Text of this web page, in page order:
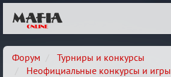
Форум
Турниры и конкурсы
Неофициальные конкурсы и игры